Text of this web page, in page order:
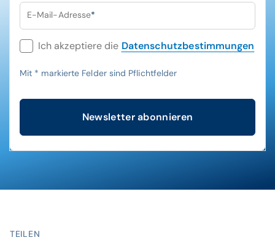
TEILEN
E-Mail-Adresse*
Ich akzeptiere die Datenschutzbestimmungen
Mit * markierte Felder sind Pflichtfelder
Newsletter abonnieren